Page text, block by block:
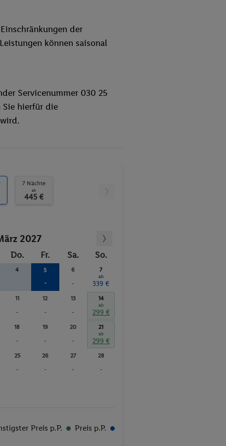
der
können saisonal
Servicenummer 030 25
Sie hierfür die
7 Nächte
ab
445 €
2027
Do. Fr. Sa. So.
4 5
-
6
-
7
ab
339 €
11
-
12
-
13
-
14
ab
299 €
18
-
19
-
20
-
21
ab
299 €
25
-
26
-
27
-
28
-
Preis p.P. Preis p.P.